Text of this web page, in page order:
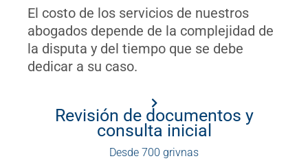
El costo de los servicios de nuestros
abogados depende de la complejidad de
la disputa y del tiempo que se debe
dedicar a su caso.
Revisión de documentos y
consulta inicial
Desde 700 grivnas